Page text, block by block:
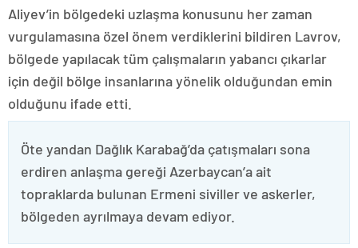
Aliyev’in bölgedeki uzlaşma konusunu her zaman
vurgulamasına özel önem verdiklerini bildiren Lavrov,
bölgede yapılacak tüm çalışmaların yabancı çıkarlar
için değil bölge insanlarına yönelik olduğundan emin
olduğunu ifade etti.
Öte yandan Dağlık Karabağ’da çatışmaları sona
erdiren anlaşma gereği Azerbaycan’a ait
topraklarda bulunan Ermeni siviller ve askerler,
bölgeden ayrılmaya devam ediyor.